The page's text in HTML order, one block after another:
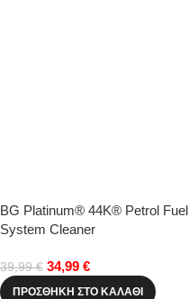
BG Platinum® 44K® Petrol Fuel
System Cleaner
39,99€ 34,99 €
ΠΡΟΣΘΉΚΗ ΣΤΟ ΚΑΛΆΘΙ